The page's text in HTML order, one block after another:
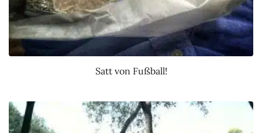
Satt von Fußball!